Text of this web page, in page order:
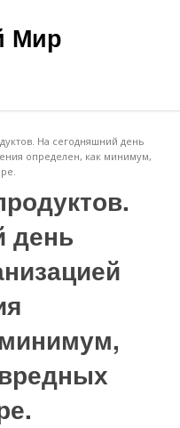
Мир
На сегодняшний день
определен, как минимум,
день